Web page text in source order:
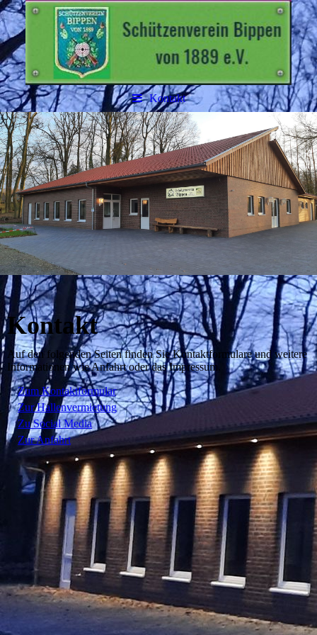
Kontakt
Kontakt
Auf den folgenden Seiten finden Sie Kontaktformulare und weitere
Informationen wie Anfahrt oder das Impressum.
Zum Kontaktformular
Zur Hallenvermietung
Zu Social Media
Zur Anfahrt